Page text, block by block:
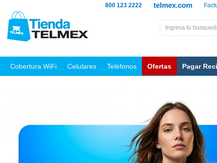
telmex.com
800 123 2222
Cobertura WiFi Celulares Teléfonos Ofertas Pagar